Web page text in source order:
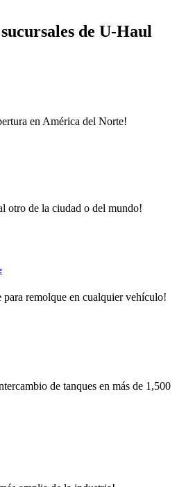
de U-Haul
en América del Norte!
otro de la ciudad o del mundo!
para remolque en cualquier vehículo!
de tanques en más de 1,500